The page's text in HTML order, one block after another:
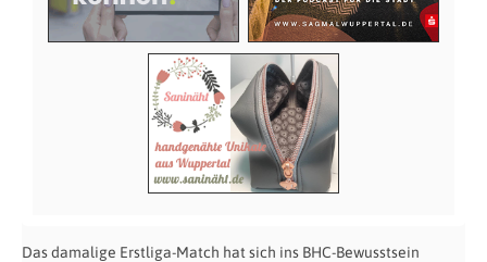
Das damalige Erstliga-Match hat sich ins BHC-Bewusstsein